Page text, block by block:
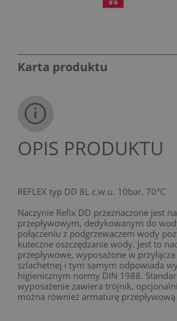
Karta produktu
OPIS PRODUKTU
REFLEX typ DD 8L c.w.u. 10bar, 70°C
Naczynie Refix DD przeznaczone jest
przepływowym, dedykowanym do
połączeniu z podgrzewaczem wody
kuteczne oszczędzanie wody. Jest to
przepływowe, wyposażone w
szlachetnej i tym samym odpowiada
higienicznym normy DIN 1988.
wyposażenie zawiera trójnik,
można również armaturę